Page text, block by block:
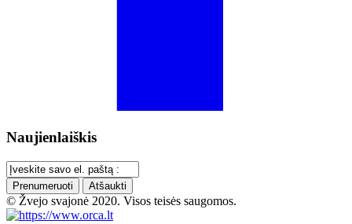
Naujienlaiškis
Prenumeruoti Atšaukti
© Žvejo svajonė 2020. Visos teisės saugomos.